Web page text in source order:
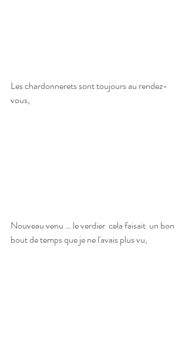
Les chardonnerets sont toujours au rendez-
vous,
Nouveau venu … le verdier  cela faisait  un bon
bout de temps que je ne l'avais plus vu,